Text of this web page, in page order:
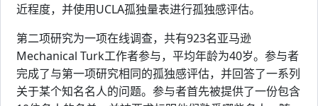
近程度，并使用UCLA孤独量表进行孤独感评估。
第二项研究为一项在线调查，共有923名亚马逊
Mechanical Turk工作者参与，平均年龄为40岁。参与者
完成了与第一项研究相同的孤独感评估，并回答了一系列
关于某个知名名人的问题。参与者首先被提供了一份包含